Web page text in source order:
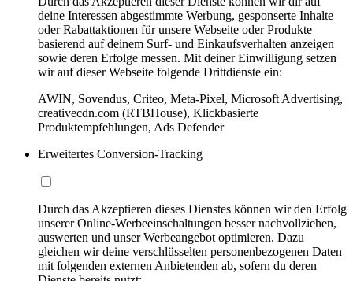
deine Interessen abgestimmte Werbung, gesponserte Inhalte
oder Rabattaktionen für unsere Webseite oder Produkte
basierend auf deinem Surf- und Einkaufsverhalten anzeigen
sowie deren Erfolge messen. Mit deiner Einwilligung setzen
wir auf dieser Webseite folgende Drittdienste ein:
AWIN, Sovendus, Criteo, Meta-Pixel, Microsoft Advertising,
creativecdn.com (RTBHouse), Klickbasierte
Produktempfehlungen, Ads Defender
Erweitertes Conversion-Tracking
Durch das Akzeptieren dieses Dienstes können wir den Erfolg
unserer Online-Werbeeinschaltungen besser nachvollziehen,
auswerten und unser Werbeangebot optimieren. Dazu
gleichen wir deine verschlüsselten personenbezogenen Daten
mit folgenden externen Anbietenden ab, sofern du deren